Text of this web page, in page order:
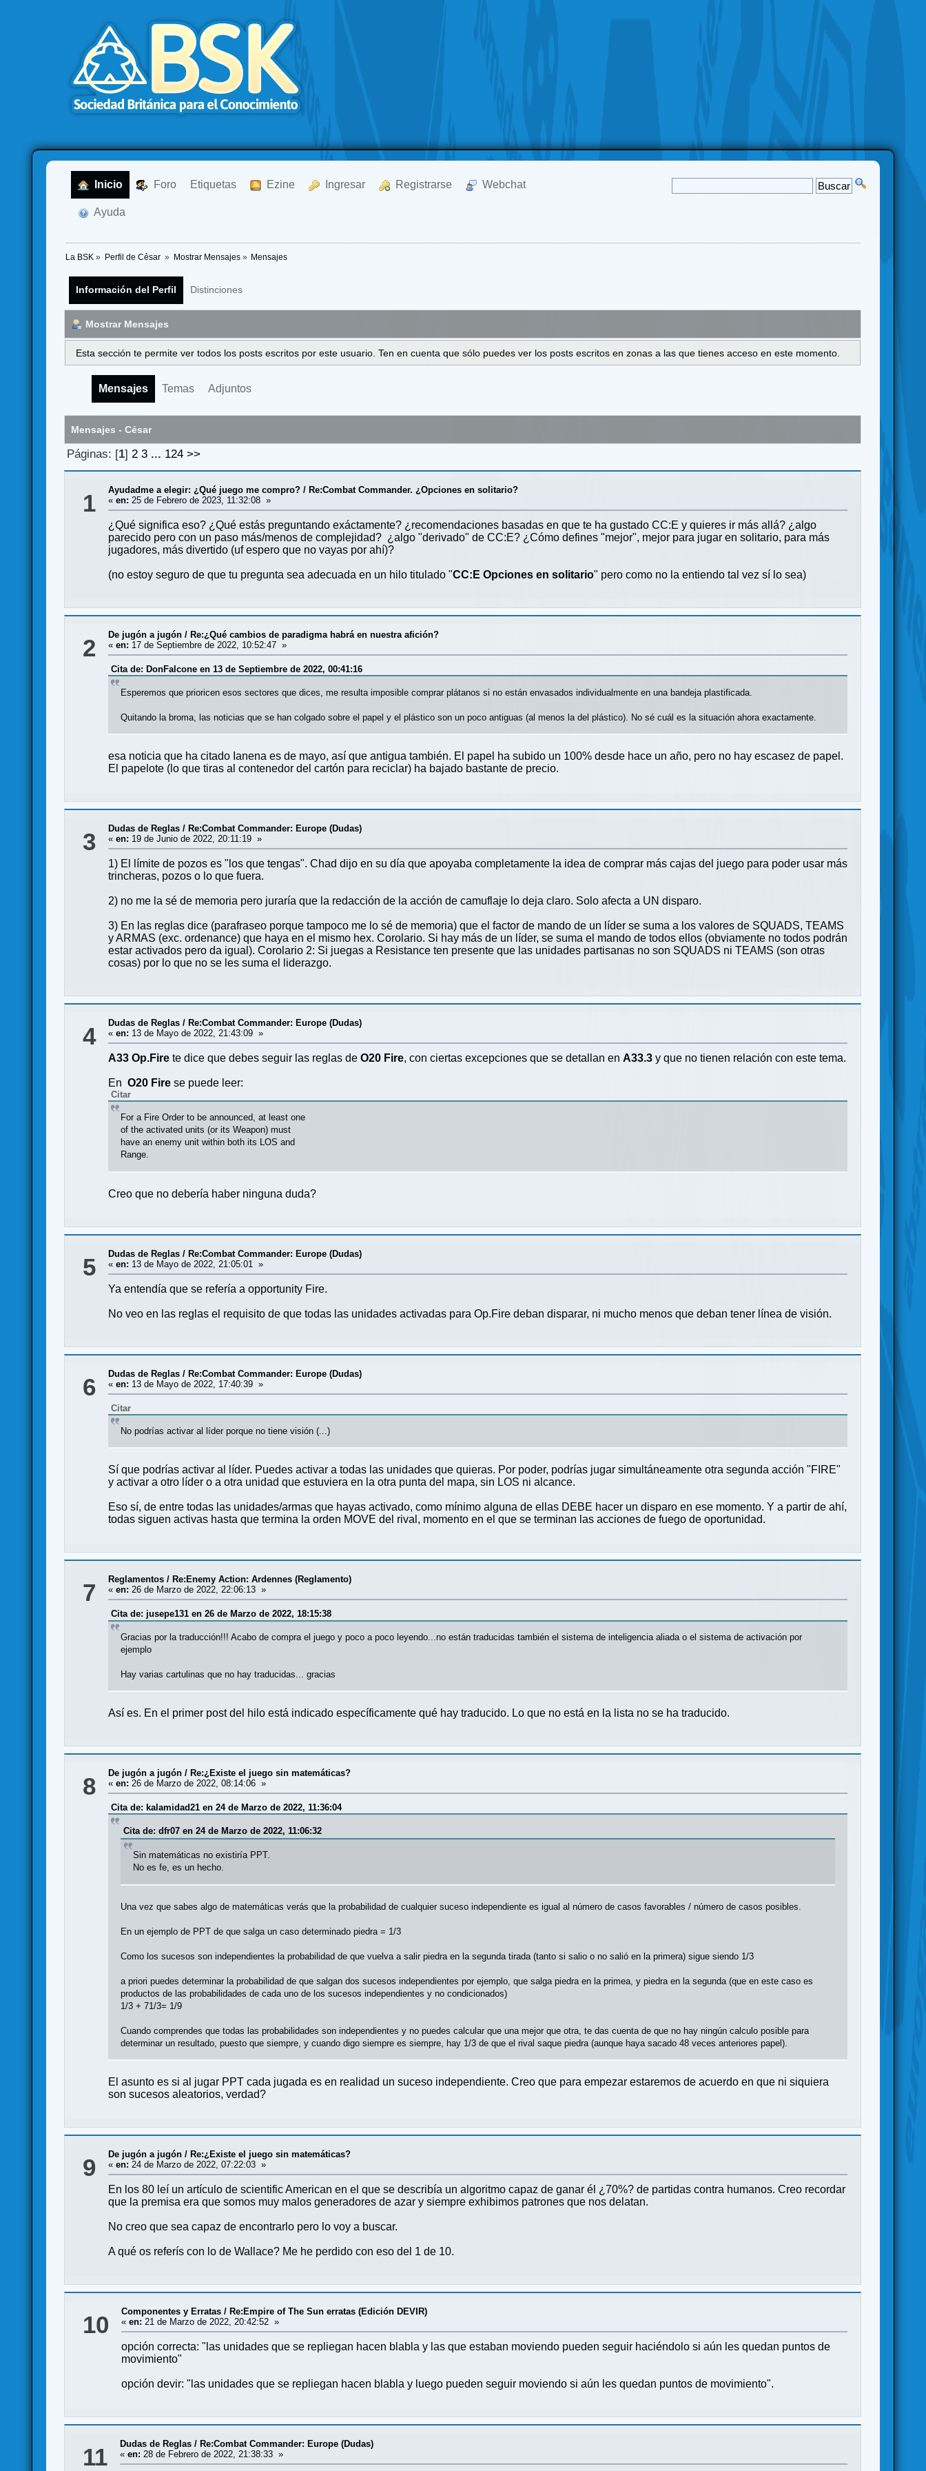
Inicio Foro Etiquetas Ezine Ingresar Registrarse Webchat
Ayuda
La BSK » Perfil de Cẻsar » Mostrar Mensajes» Mensajes
Información del Perfil Distinciones
Mostrar Mensajes
Esta sección te permite ver todos los posts escritos por este usuario. Ten en cuenta que sólo puedes ver los posts escritos en zonas a las que tienes acceso en este momento.
Mensajes Temas Adjuntos
Mensajes - Cẻsar
Páginas: [1] 2 3 ... 124 >>
1 Ayudadme a elegir: ¿Qué juego me compro? / Re:Combat Commander. ¿Opciones en solitario?
«en: 25 de Febrero de 2023, 11:32:08 »
¿Qué significa eso? ¿Qué estás preguntando exáctamente? ¿recomendaciones basadas en que te ha gustado CC:E y quieres ir más allá? ¿algo
parecido pero con un paso más/menos de complejidad? ¿algo "derivado" de CC:E? ¿Cómo defines "mejor", mejor para jugar en solitario, para más
jugadores, más divertido (uf espero que no vayas por ahí)?
(no estoy seguro de que tu pregunta sea adecuada en un hilo titulado "CC:E Opciones en solitario" pero como no la entiendo tal vez sí lo sea)
2 De jugón a jugón / Re:¿Qué cambios de paradigma habrá en nuestra afición?
«en: 17 de Septiembre de 2022, 10:52:47 »
Cita de: DonFalcone en 13 de Septiembre de 2022, 00:41:16
Esperemos que prioricen esos sectores que dices, me resulta imposible comprar plátanos si no están envasados individualmente en una bandeja plastificada.
Quitando la broma, las noticias que se han colgado sobre el papel y el plástico son un poco antiguas (al menos la del plástico). No sé cuál es la situación ahora exactamente.
esa noticia que ha citado Ianena es de mayo, así que antigua también. El papel ha subido un 100% desde hace un año, pero no hay escasez de papel.
El papelote (lo que tiras al contenedor del cartón para reciclar) ha bajado bastante de precio.
3 Dudas de Reglas / Re:Combat Commander: Europe (Dudas)
«en: 19 de Junio de 2022, 20:11:19 »
1) El límite de pozos es "los que tengas". Chad dijo en su día que apoyaba completamente la idea de comprar más cajas del juego para poder usar más
trincheras, pozos o lo que fuera.
2) no me la sé de memoria pero juraría que la redacción de la acción de camuflaje lo deja claro. Solo afecta a UN disparo.
3) En las reglas dice (parafraseo porque tampoco me lo sé de memoria) que el factor de mando de un líder se suma a los valores de SQUADS, TEAMS
y ARMAS (exc. ordenance) que haya en el mismo hex. Corolario. Si hay más de un líder, se suma el mando de todos ellos (obviamente no todos podrán
estar activados pero da igual). Corolario 2: Si juegas a Resistance ten presente que las unidades partisanas no son SQUADS ni TEAMS (son otras
cosas) por lo que no se les suma el liderazgo.
4 Dudas de Reglas / Re:Combat Commander: Europe (Dudas)
«en: 13 de Mayo de 2022, 21:43:09 »
A33 Op.Firete dice que debes seguir las reglas deO20 Fire, con ciertas excepciones que se detallan en A33.3 y que no tienen relación con este tema.
EnO20 Fire se puede leer:
Citar
For a Fire Order to be announced, at least one
of the activated units (or its Weapon) must
have an enemy unit within both its LOS and
Range.
Creo que no debería haber ninguna duda?
5 Dudas de Reglas /Re:Combat Commander: Europe (Dudas)
«en: 13 de Mayo de 2022, 21:05:01 »
Ya entendía que se refería a opportunity Fire.
No veo en las reglas el requisito de que todas las unidades activadas para Op.Fire deban disparar, ni mucho menos que deban tener línea de visión.
6 Dudas de Reglas /Re:Combat Commander: Europe (Dudas)
«en: 13 de Mayo de 2022, 17:40:39 »
Citar
No podrías activar al líder porque no tiene visión (...)
Sí que podrías activar al líder. Puedes activar a todas las unidades que quieras. Por poder, podrías jugar simultáneamente otra segunda acción "FIRE"
y activar a otro líder o a otra unidad que estuviera en la otra punta del mapa, sin LOS ni alcance.
Eso sí, de entre todas las unidades/armas que hayas activado, como mínimo alguna de ellas DEBE hacer un disparo en ese momento. Y a partir de ahí,
todas siguen activas hasta que termina la orden MOVE del rival, momento en el que se terminan las acciones de fuego de oportunidad.
7 Reglamentos / Re:Enemy Action: Ardennes (Reglamento)
«en: 26 de Marzo de 2022, 22:06:13 »
Cita de: jusepe131 en 26 de Marzo de 2022, 18:15:38
Gracias por la traducción!!! Acabo de compra el juego y poco a poco leyendo...no están traducidas también el sistema de inteligencia aliada o el sistema de activación por
ejemplo
Hay varias cartulinas que no hay traducidas... gracias
Así es. En el primer post del hilo está indicado específicamente qué hay traducido. Lo que no está en la lista no se ha traducido.
8 De jugón a jugón / Re:¿Existe el juego sin matemáticas?
«en: 26 de Marzo de 2022, 08:14:06 »
Cita de: kalamidad21 en 24 de Marzo de 2022, 11:36:04
Cita de: dfr07 en 24 de Marzo de 2022, 11:06:32
Sin matemáticas no existiría PPT.
No es fe, es un hecho.
Una vez que sabes algo de matemáticas verás que la probabilidad de cualquier suceso independiente es igual al número de casos favorables / número de casos posibles.
En un ejemplo de PPT de que salga un caso determinado piedra = 1/3
Como los sucesos son independientes la probabilidad de que vuelva a salir piedra en la segunda tirada (tanto si salio o no salió en la primera) sigue siendo 1/3
a priori puedes determinar la probabilidad de que salgan dos sucesos independientes por ejemplo, que salga piedra en la primea, y piedra en la segunda (que en este caso es
productos de las probabilidades de cada uno de los sucesos independientes y no condicionados)
1/3 + 71/3= 1/9
Cuando comprendes que todas las probabilidades son independientes y no puedes calcular que una mejor que otra, te das cuenta de que no hay ningún calculo posible para
determinar un resultado, puesto que siempre, y cuando digo siempre es siempre, hay 1/3 de que el rival saque piedra (aunque haya sacado 48 veces anteriores papel).
El asunto es si al jugar PPT cada jugada es en realidad un suceso independiente. Creo que para empezar estaremos de acuerdo en que ni siquiera
son sucesos aleatorios, verdad?
9 De jugón a jugón /Re:¿Existe el juego sin matemáticas?
«en: 24 de Marzo de 2022, 07:22:03 »
En los 80 leí un artículo de scientific American en el que se describía un algoritmo capaz de ganar él ¿70%? de partidas contra humanos. Creo recordar
que la premisa era que somos muy malos generadores de azar y siempre exhibimos patrones que nos delatan.
No creo que sea capaz de encontrarlo pero lo voy a buscar.
A qué os referís con lo de Wallace? Me he perdido con eso del 1 de 10.
10 Componentes y Erratas /Re:Empire of The Sun erratas (Edición DEVIR)
«en: 21 de Marzo de 2022, 20:42:52 »
opción correcta: "las unidades que se repliegan hacen blabla y las que estaban moviendo pueden seguir haciéndolo si aún les quedan puntos de
movimiento"
opción devir: "las unidades que se repliegan hacen blabla y luego pueden seguir moviendo si aún les quedan puntos de movimiento".
11 Dudas de Reglas /Re:Combat Commander: Europe (Dudas)
«en: 28 de Febrero de 2022, 21:38:33 »